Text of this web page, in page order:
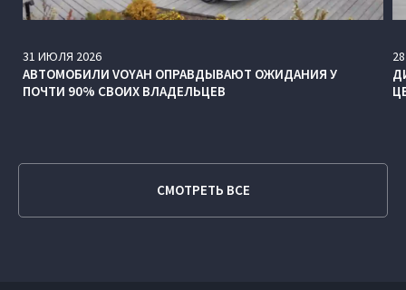
31 ИЮЛЯ 2026
АВТОМОБИЛИ VOYAH ОПРАВДЫВАЮТ ОЖИДАНИЯ У
ПОЧТИ 90% СВОИХ ВЛАДЕЛЬЦЕВ
28
СМОТРЕТЬ ВСЕ